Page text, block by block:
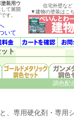
塗装用ウ
て展開
す。
いて
住宅外壁など
▼建物の塗装はこ
ト
調色配
、専用硬化剤・専用